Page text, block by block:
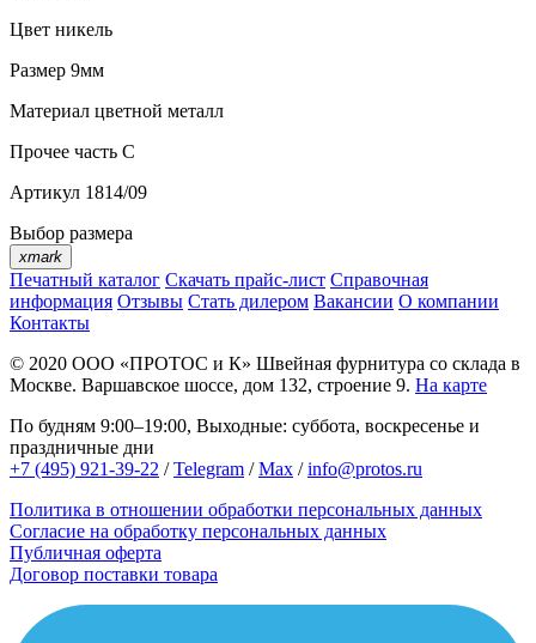
Цвет никель
Размер 9мм
Материал цветной металл
Прочее часть C
Артикул 1814/09
Выбор размера
xmark
Печатный каталог Скачать прайс-лист Справочная
информация Отзывы Стать дилером Вакансии О компании
Контакты
© 2020 ООО «ПРОТОС и К» Швейная фурнитура со склада в
Москве. Варшавское шоссе, дом 132, строение 9. На карте
По будням 9:00–19:00, Выходные: суббота, воскресенье и
праздничные дни
+7 (495) 921-39-22 /Telegram /Max /info@protos.ru
Политика в отношении обработки персональных данных
Согласие на обработку персональных данных
Публичная оферта
Договор поставки товара